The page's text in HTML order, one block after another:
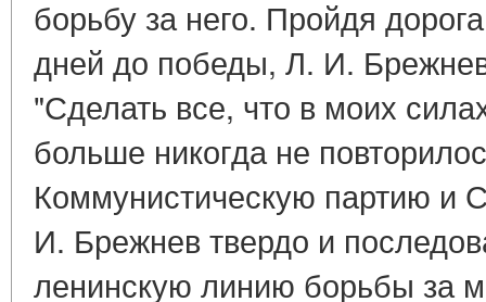
борьбу за него. Пройдя
дней до победы, Л. И.
"Сделать все, что в моих
больше никогда не
Коммунистическую партию и
И. Брежнев твердо и
ленинскую линию борьбы за